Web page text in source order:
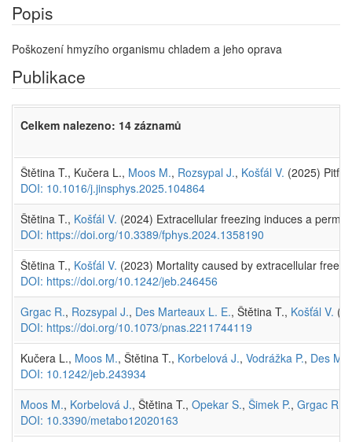
Popis
Poškození hmyzího organismu chladem a jeho oprava
Publikace
Celkem nalezeno: 14 záznamů
Štětina T., Kučera L., Moos M., Rozsypal J., Košťál V. (2025)
DOI: 10.1016/j.jinsphys.2025.104864
Štětina T., Košťál V. (2024) Extracellular freezing induces a
DOI: https://doi.org/10.3389/fphys.2024.1358190
Štětina T., Košťál V. (2023) Mortality caused by extracellular
DOI: https://doi.org/10.1242/jeb.246456
Grgac R., Rozsypal J., Des Marteaux L. E., Štětina T., Košťál V.
DOI: https://doi.org/10.1073/pnas.2211744119
Kučera L., Moos M., Štětina T., Korbelová J., Vodrážka P., Des
DOI: 10.1242/jeb.243934
Moos M., Korbelová J., Štětina T., Opekar S., Šimek P., Grgac R.
DOI: 10.3390/metabo12020163